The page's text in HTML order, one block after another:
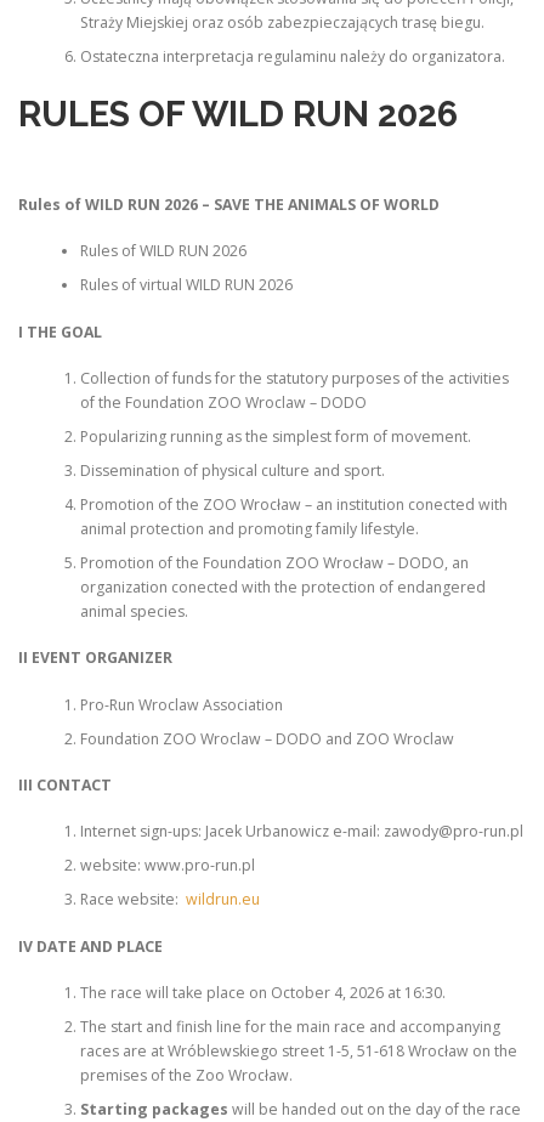
Straży Miejskiej oraz osób zabezpieczających trasę biegu.
Ostateczna interpretacja regulaminu należy do organizatora.
RULES OF WILD RUN 2026
Rules of WILD RUN 2026 – SAVE THE ANIMALS OF WORLD
Rules of WILD RUN 2026
Rules of virtual WILD RUN 2026
I THE GOAL
Collection of funds for the statutory purposes of the activities
of the Foundation ZOO Wroclaw – DODO
Popularizing running as the simplest form of movement.
Dissemination of physical culture and sport.
Promotion of the ZOO Wrocław – an institution conected with
animal protection and promoting family lifestyle.
Promotion of the Foundation ZOO Wrocław – DODO, an
organization conected with the protection of endangered
animal species.
II EVENT ORGANIZER
Pro-Run Wroclaw Association
Foundation ZOO Wroclaw – DODO and ZOO Wroclaw
III CONTACT
Internet sign-ups: Jacek Urbanowicz e-mail: zawody@pro-run.pl
website: www.pro-run.pl
Race website: wildrun.eu
IV DATE AND PLACE
The race will take place on October 4, 2026 at 16:30.
The start and finish line for the main race and accompanying
races are at Wróblewskiego street 1-5, 51-618 Wrocław on the
premises of the Zoo Wrocław.
Starting packages will be handed out on the day of the race